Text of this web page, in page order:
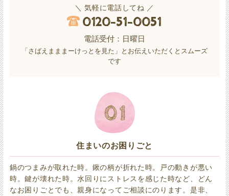
＼ 気軽に電話してね ／
0120-51-0051
電話受付：日曜日
「さばえまままーけっとを見た」とお伝えいただくとスムーズ
です
住まいのお困りごと
鍋のつまみが取れた時。鍬の柄が折れた時。戸の動きが悪い
時。鍵が壊れた時。水回りにストレスを感じた時など、どん
なお困りごとでも、親身になってご相談にのります。是非、